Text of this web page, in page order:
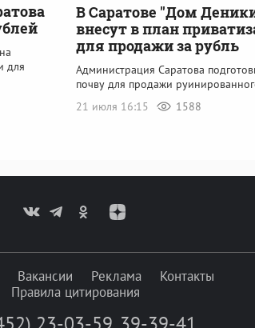
для
В Саратове "Дом
внесут в план
для продажи за рубль
Администрация Саратова
почву для продажи
21 июля 16:15
1588
Вакансии Реклама
Контакты
Правила цитирования